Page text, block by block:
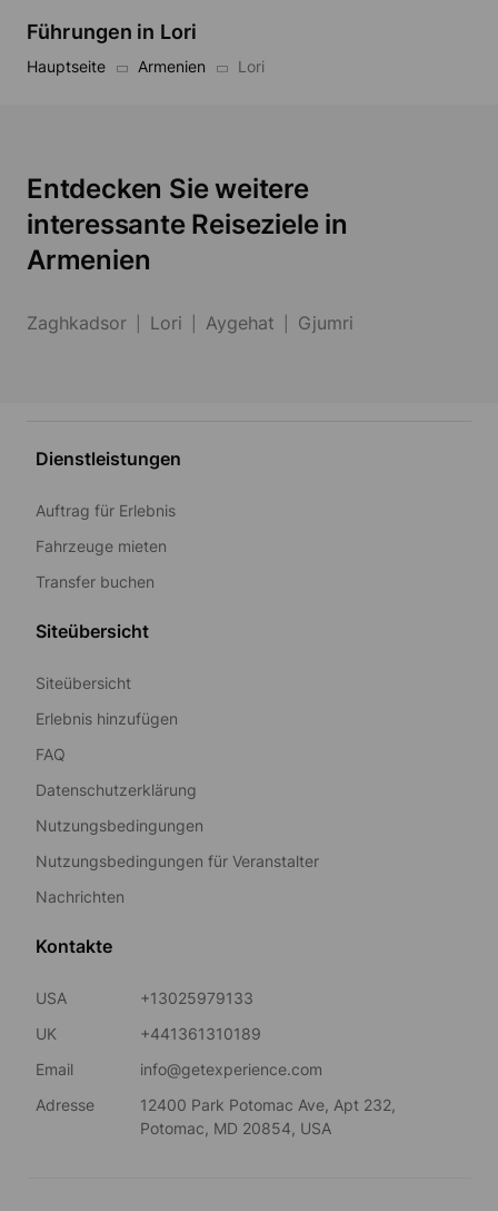
Führungen in Lori
Hauptseite Armenien Lori
Entdecken Sie weitere
interessante Reiseziele in
Armenien
Zaghkadsor Lori Aygehat Gjumri
Dienstleistungen
Auftrag für Erlebnis
Fahrzeuge mieten
Transfer buchen
Siteübersicht
Siteübersicht
Erlebnis hinzufügen
FAQ
Datenschutzerklärung
Nutzungsbedingungen
Nutzungsbedingungen für Veranstalter
Nachrichten
Kontakte
USA
+13025979133
UK
+441361310189
Email
info@getexperience.com
Adresse
12400 Park Potomac Ave, Apt 232,
Potomac, MD 20854, USA